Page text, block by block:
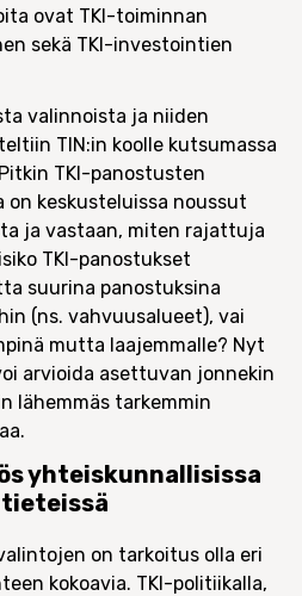
ovat TKI-toiminnan
sekä TKI-investointien
valinnoista ja niiden
TIN:in koolle kutsumassa
TKI-panostusten
on keskusteluissa noussut
ja vastaan, miten rajattuja
TKI-panostukset
suurina panostuksina
(ns. vahvuusalueet), vai
mutta laajemmalle? Nyt
arvioida asettuvan jonnekin
lähemmäs tarkemmin
yhteiskunnallisissa
on tarkoitus olla eri
kokoavia. TKI-politiikalla,